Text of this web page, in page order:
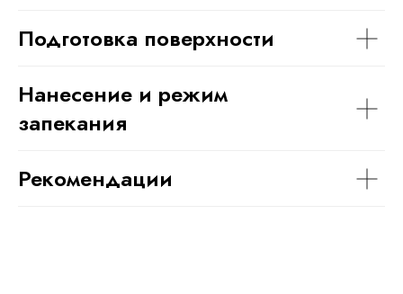
Подготовка поверхности
Нанесение и режим
запекания
Рекомендации